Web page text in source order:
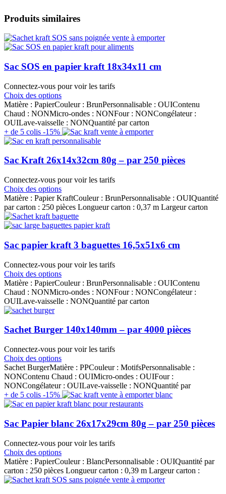
Produits similaires
Sac SOS en papier kraft 18x34x11 cm
Connectez-vous pour voir les tarifs
Choix des options
Matière : PapierCouleur : BrunPersonnalisable : OUIContenu
Chaud : NONMicro-ondes : NONFour : NONCongélateur :
OUILave-vaisselle : NONQuantité par carton
+ de 5 colis -15%
Sac Kraft 26x14x32cm 80g – par 250 pièces
Connectez-vous pour voir les tarifs
Choix des options
Matière : Papier KraftCouleur : BrunPersonnalisable : OUIQuantité
par carton : 250 pièces Longueur carton : 0,37 m Largeur carton
Sac papier kraft 3 baguettes 16,5x51x6 cm
Connectez-vous pour voir les tarifs
Choix des options
Matière : PapierCouleur : BrunPersonnalisable : OUIContenu
Chaud : NONMicro-ondes : NONFour : NONCongélateur :
OUILave-vaisselle : NONQuantité par carton
Sachet Burger 140x140mm – par 4000 pièces
Connectez-vous pour voir les tarifs
Choix des options
Sachet BurgerMatière : PPCouleur : MotifsPersonnalisable :
NONContenu Chaud : OUIMicro-ondes : OUIFour :
NONCongélateur : OUILave-vaisselle : NONQuantité par
+ de 5 colis -15%
Sac Papier blanc 26x17x29cm 80g – par 250 pièces
Connectez-vous pour voir les tarifs
Choix des options
Matière : PapierCouleur : BlancPersonnalisable : OUIQuantité par
carton : 250 pièces Longueur carton : 0,39 m Largeur carton :